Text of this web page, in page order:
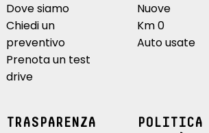
Dove siamo
Chiedi un
preventivo
Prenota un test
drive
Nuove
Km 0
Auto usate
TRASPARENZA
POLITICA